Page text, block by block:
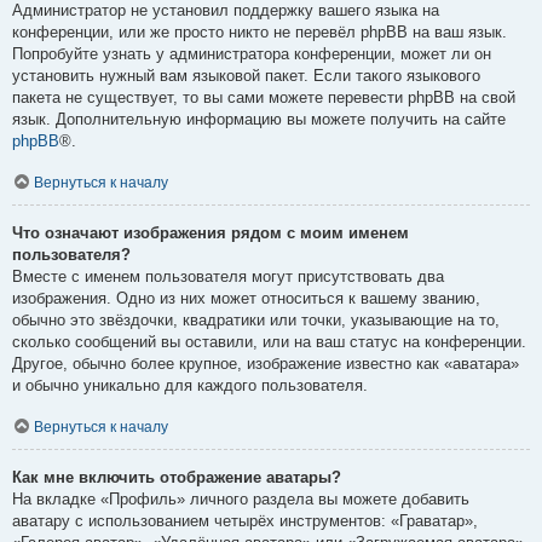
Администратор не установил поддержку вашего языка на
конференции, или же просто никто не перевёл phpBB на ваш язык.
Попробуйте узнать у администратора конференции, может ли он
установить нужный вам языковой пакет. Если такого языкового
пакета не существует, то вы сами можете перевести phpBB на свой
язык. Дополнительную информацию вы можете получить на сайте
phpBB®.
Вернуться к началу
Что означают изображения рядом с моим именем
пользователя?
Вместе с именем пользователя могут присутствовать два
изображения. Одно из них может относиться к вашему званию,
обычно это звёздочки, квадратики или точки, указывающие на то,
сколько сообщений вы оставили, или на ваш статус на конференции.
Другое, обычно более крупное, изображение известно как «аватара»
и обычно уникально для каждого пользователя.
Вернуться к началу
Как мне включить отображение аватары?
На вкладке «Профиль» личного раздела вы можете добавить
аватару с использованием четырёх инструментов: «Граватар»,